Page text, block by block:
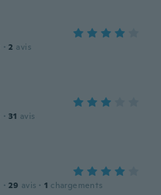
· 2 avis
· 31 avis
· 29 avis · 1 chargements